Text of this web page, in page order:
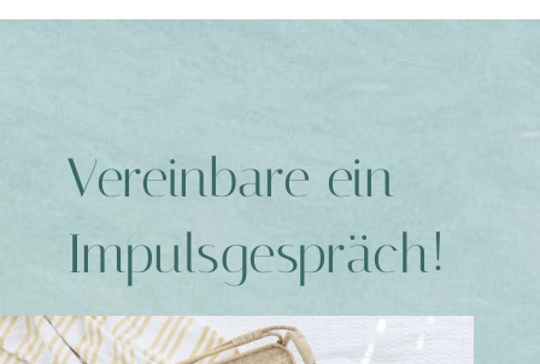
Vereinbare ein
Impulsgespräch!